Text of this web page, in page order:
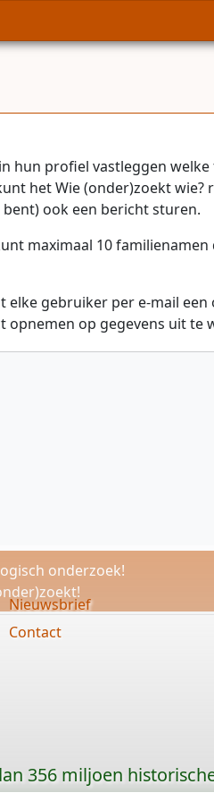
profiel vastleggen
het Wie (onder)zoekt wie?
ook een bericht sturen.
maximaal 10
gebruiker per e-mail
op gegevens uit te
onderzoek!
Nieuwsbrief
Contact
356 miljoen